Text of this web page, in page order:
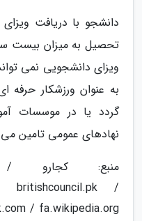
دانشجو با دریافت
تحصیل به میزان بیست
ویزای دانشجویی نمی
به عنوان ورزشکار حرفه
گردد یا در موسسات
نهادهای عمومی تامین
/ britishcouncil.pk /
/ fa.wikipedia.org